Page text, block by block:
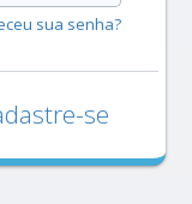
sua senha?
se